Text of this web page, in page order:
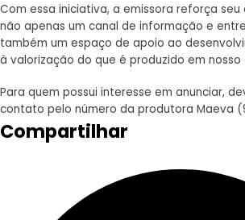
Com essa iniciativa, a emissora reforça
não apenas um canal de informação e
também um espaço de apoio ao
à valorização do que é produzido em nosso
Para quem possui interesse em anunciar,
contato pelo número da produtora Maeva
Compartilhar